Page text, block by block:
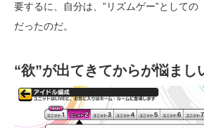
要するに、自分は、”リズムゲー”としての
だったのだ。
“欲”が出てきてからが悩まし